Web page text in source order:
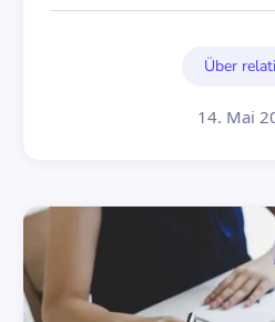
Über
14. Mai